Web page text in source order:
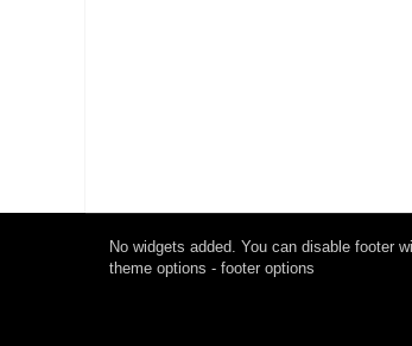
No widgets added. You can disable footer
theme options - footer options